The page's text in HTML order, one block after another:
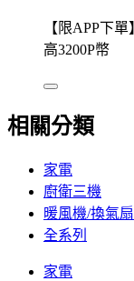
【限APP下
高3200P幣
相關分類
家電
廚衛三機
暖風機/換氣扇
全系列
家電